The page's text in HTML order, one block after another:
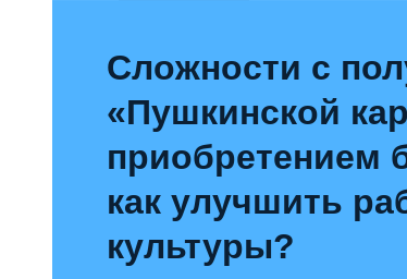
Сложности с
«Пушкинской
приобретением
как улучшить
культуры?